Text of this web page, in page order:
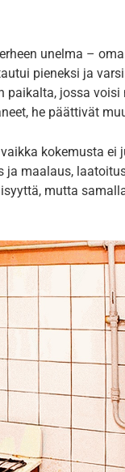
unelma –
pieneksi ja
paikalta, jossa
he päättivät
kokemusta ei
ja maalaus,
mutta